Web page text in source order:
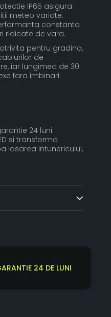
IP65 asigura
meteo variate.
constanta
ridicate de vara.
pentru gradina,
de
iar lungimea de 30
fara imbinari
24 luni.
si transforma
lasarea intunericului,
24 DE LUNI